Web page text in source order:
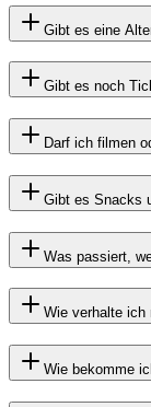
Gibt es eine
Gibt es noch
Darf ich filmen
Gibt es Snacks
Was passiert,
Wie verhalte ich
Wie bekomme